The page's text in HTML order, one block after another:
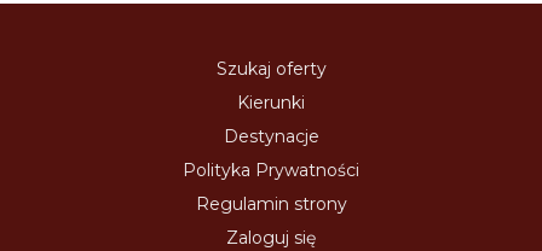
Szukaj oferty
Kierunki
Destynacje
Polityka Prywatności
Regulamin strony
Zaloguj się